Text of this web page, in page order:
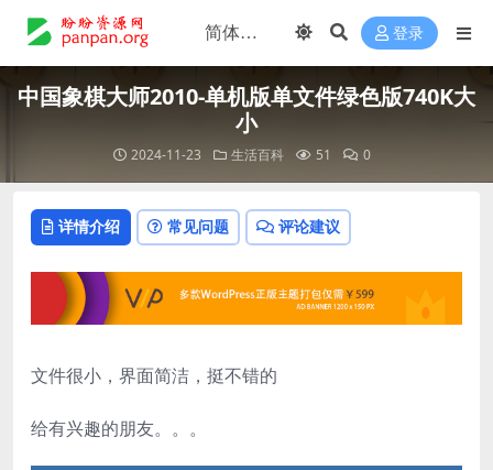
登录
中国象棋大师2010-单机版单文件绿色版740K大
小
2024-11-23 生活百科 51 0
详情介绍 常见问题 评论建议
文件很小，界面简洁，挺不错的
给有兴趣的朋友。。。